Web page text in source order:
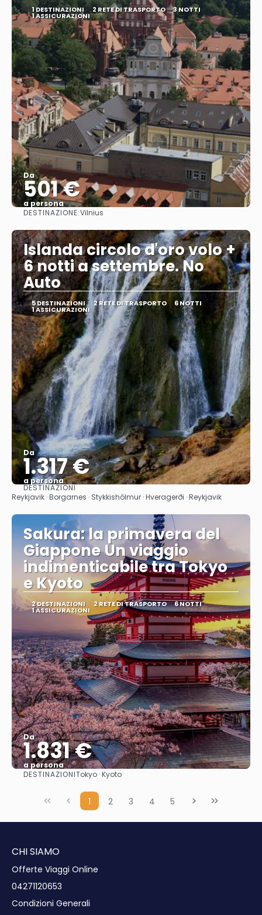
1 DESTINAZIONI 2 RETE DI TRASPORTO 3 NOTTI
1 ASSICURAZIONI
Da
501 €
a persona
DESTINAZIONE:Vilnius
Islanda circolo d'oro volo +
6 notti a settembre. No
Auto
5 DESTINAZIONI 2 RETE DI TRASPORTO 6 NOTTI
1 ASSICURAZIONI
Da
1.317 €
a persona
Vedere
DESTINAZIONI
Reykjavik · Borgarnes · Stykkishólmur · Hveragerði · Reykjavik
Sakura: la primavera del
Giappone Un viaggio
indimenticabile tra Tokyo
e Kyoto
2 DESTINAZIONI 2 RETE DI TRASPORTO 6 NOTTI
1 ASSICURAZIONI
Da
1.831 €
a persona
Vedere
DESTINAZIONITokyo · Kyoto
1 2 3 4 5
CHI SIAMO
Offerte Viaggi Online
04271120653
Condizioni Generali